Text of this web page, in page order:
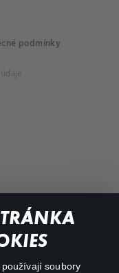
soubory
podmínky